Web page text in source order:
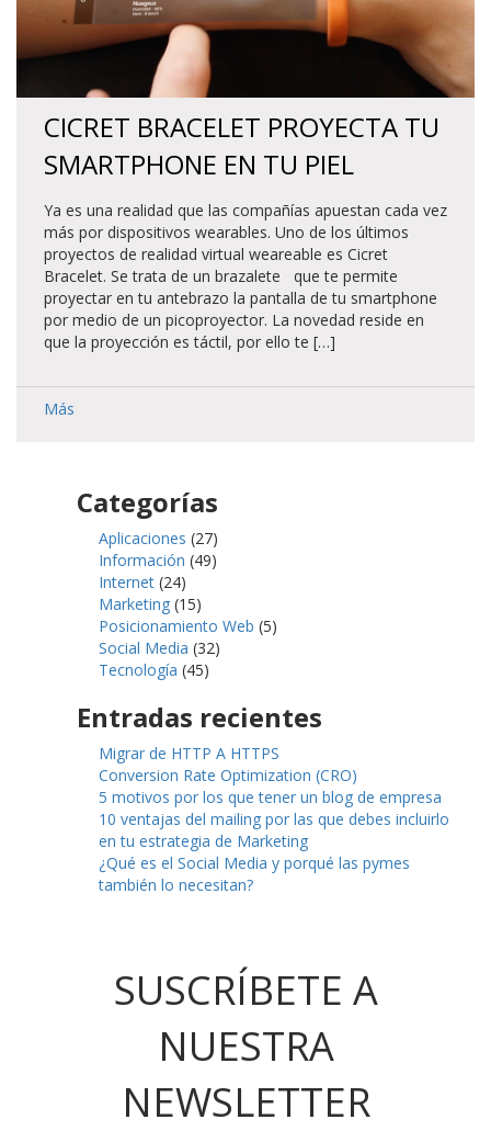
CICRET BRACELET PROYECTA TU
SMARTPHONE EN TU PIEL
Ya es una realidad que las compañías apuestan cada vez
más por dispositivos wearables. Uno de los últimos
proyectos de realidad virtual weareable es Cicret
Bracelet. Se trata de un brazalete que te permite
proyectar en tu antebrazo la pantalla de tu smartphone
por medio de un picoproyector. La novedad reside en
que la proyección es táctil, por ello te […]
Más
Categorías
Aplicaciones (27)
Información (49)
Internet (24)
Marketing (15)
Posicionamiento Web (5)
Social Media (32)
Tecnología (45)
Entradas recientes
Migrar de HTTP A HTTPS
Conversion Rate Optimization (CRO)
5 motivos por los que tener un blog de empresa
10 ventajas del mailing por las que debes incluirlo
en tu estrategia de Marketing
¿Qué es el Social Media y porqué las pymes
también lo necesitan?
SUSCRÍBETE A
NUESTRA
NEWSLETTER